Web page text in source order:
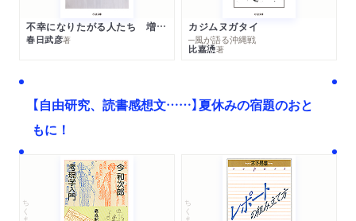
不幸になりたがる人たち 増補新版
春日武彦著
カジムヌガタイ
─風が語る沖縄戦
比嘉慂著
【自由研究、読書感想文……】夏休みの宿題のおと
もに！
ちくま文庫 ちくま学芸文庫